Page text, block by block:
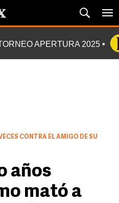
APERTURA 2025
CONTRA EL AMIGO DE SU
años
mató a